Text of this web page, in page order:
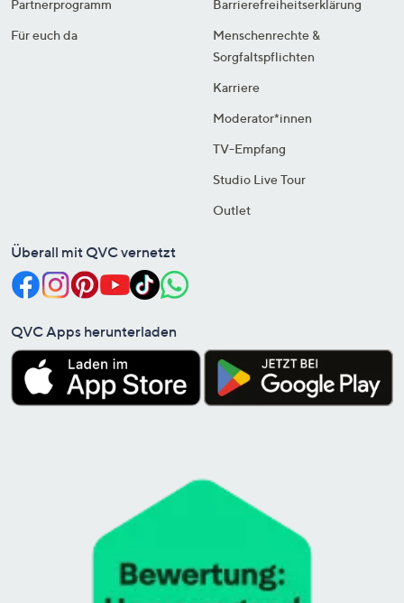
Partnerprogramm
Für euch da
Barrierefreiheitserklärung
Menschenrechte &
Sorgfaltspflichten
Karriere
Moderator*innen
TV-Empfang
Studio Live Tour
Outlet
Überall mit QVC vernetzt
QVC Apps herunterladen